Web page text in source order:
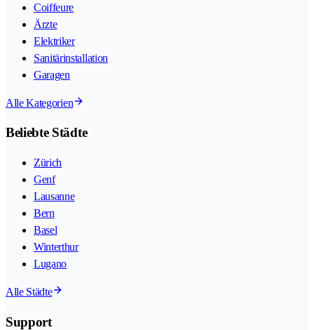
Coiffeure
Ärzte
Elektriker
Sanitärinstallation
Garagen
Alle Kategorien
Beliebte Städte
Zürich
Genf
Lausanne
Bern
Basel
Winterthur
Lugano
Alle Städte
Support